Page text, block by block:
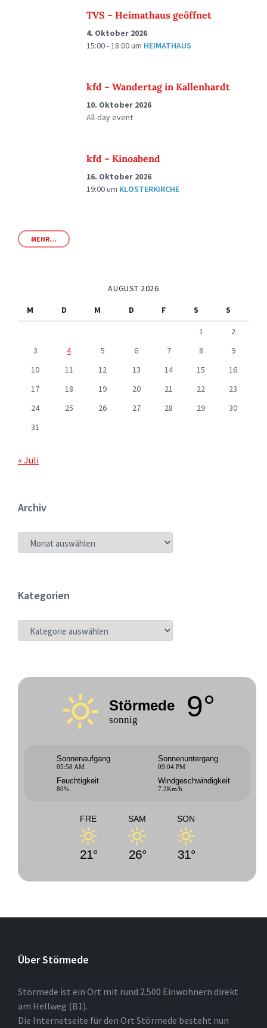
TVS – Heimathaus geöffnet
4. Oktober 2026
15:00 - 18:00um HEIMATHAUS
kfd – Wandertag in Kallenhardt
10. Oktober 2026
All-day event
kfd – Kinoabend
16. Oktober 2026
19:00um KLOSTERKIRCHE
MEHR...
AUGUST 2026
M
D M D F S
S
1
2
3
4 5 6 7 8
9
10
11 12 13 14 15
16
17
18 19 20 21 22
23
24
25 26 27 28 29
30
31
« Juli
Archiv
ARCHIV
Kategorien
KATEGORIEN
Störmede
sonnig 9°
Sonnenaufgang
05:58 AM
Sonnenuntergang
09:04 PM
Feuchtigkeit
80%
Windgeschwindigkeit
7.2Km/h
FRE
21°
SAM
26°
SON
31°
Über Störmede
Störmede ist ein Ort mit rund 2.500 Einwohnern direkt
am Hellweg (B1).
Die Internetseite für den Ort Störmede besteht nun